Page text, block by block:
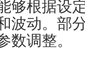
够根据设
波动。部
数调整。